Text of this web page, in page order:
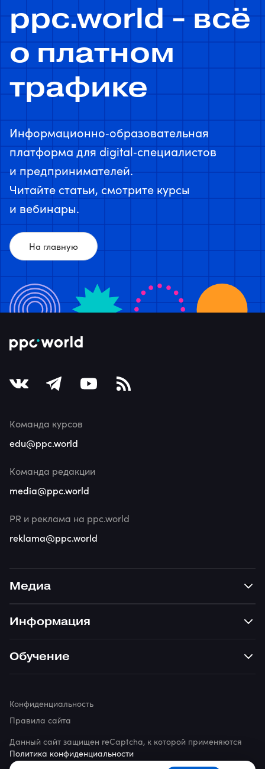
ppc.world - всё
о платном
трафике
Информационно‑образовательная
платформа для digital‑специалистов
и предпринимателей.
Читайте статьи, смотрите курсы
и вебинары.
На главную
Медиа
Информация
Обучение
Команда курсов
edu@ppc.world
Команда редакции
media@ppc.world
PR и реклама на ppc.world
reklama@ppc.world
Данный сайт защищен reCaptcha, к которой применяются
Политика конфиденциальности
Конфиденциальность
Правила сайта